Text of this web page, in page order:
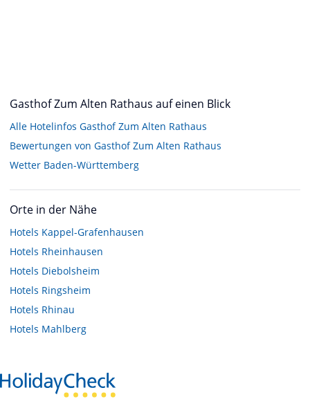
Gasthof Zum Alten Rathaus auf einen Blick
Alle Hotelinfos Gasthof Zum Alten Rathaus
Bewertungen von Gasthof Zum Alten Rathaus
Wetter Baden-Württemberg
Orte in der Nähe
Hotels Kappel-Grafenhausen
Hotels Rheinhausen
Hotels Diebolsheim
Hotels Ringsheim
Hotels Rhinau
Hotels Mahlberg